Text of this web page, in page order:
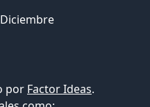
Diciembre
por Factor Ideas.